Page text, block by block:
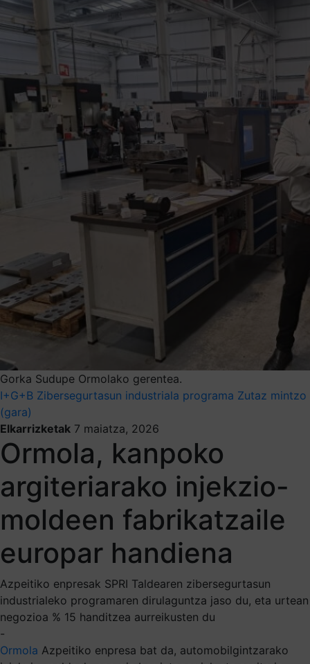
Gorka Sudupe Ormolako gerentea.
I+G+B Zibersegurtasun industriala programa Zutaz mintzo
(gara)
Elkarrizketak 7 maiatza, 2026
Ormola, kanpoko
argiteriarako injekzio-
moldeen fabrikatzaile
europar handiena
Azpeitiko enpresak SPRI Taldearen zibersegurtasun
industrialeko programaren dirulaguntza jaso du, eta urtean
negozioa % 15 handitzea aurreikusten du
-
Ormola Azpeitiko enpresa bat da, automobilgintzarako